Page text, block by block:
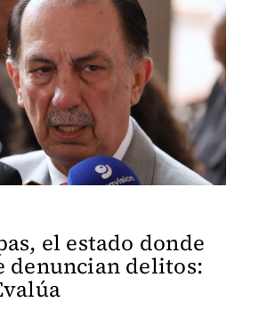
el estado donde
denuncian delitos: